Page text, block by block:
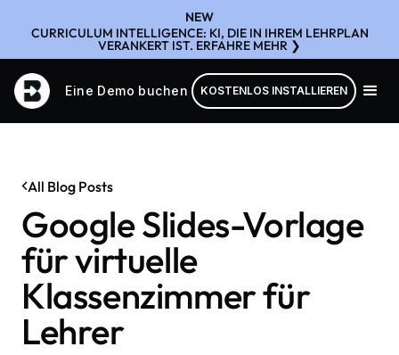
NEW
CURRICULUM INTELLIGENCE: KI, DIE IN IHREM LEHRPLAN
VERANKERT IST. ERFAHRE MEHR ❯
Eine Demo buchen KOSTENLOS INSTALLIEREN
All Blog Posts
Google Slides-Vorlage
für virtuelle
Klassenzimmer für
Lehrer